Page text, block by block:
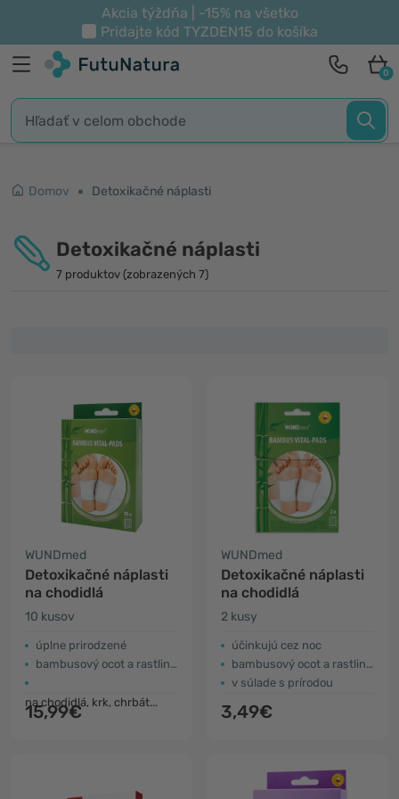
Akcia týždňa | -15% na všetko
Pridajte kód TYZDEN15 do košíka
0
Domov Detoxikačné náplasti
Detoxikačné náplasti
7 produktov (zobrazených 7)
WUNDmed
Detoxikačné náplasti
na chodidlá
10 kusov
úplne prirodzené
bambusový ocot a rastlinné extrakty
na chodidlá, krk, chrbát...
15,99€
WUNDmed
Detoxikačné náplasti
na chodidlá
2 kusy
účinkujú cez noc
bambusový ocot a rastlinné extrakty
v súlade s prírodou
3,49€